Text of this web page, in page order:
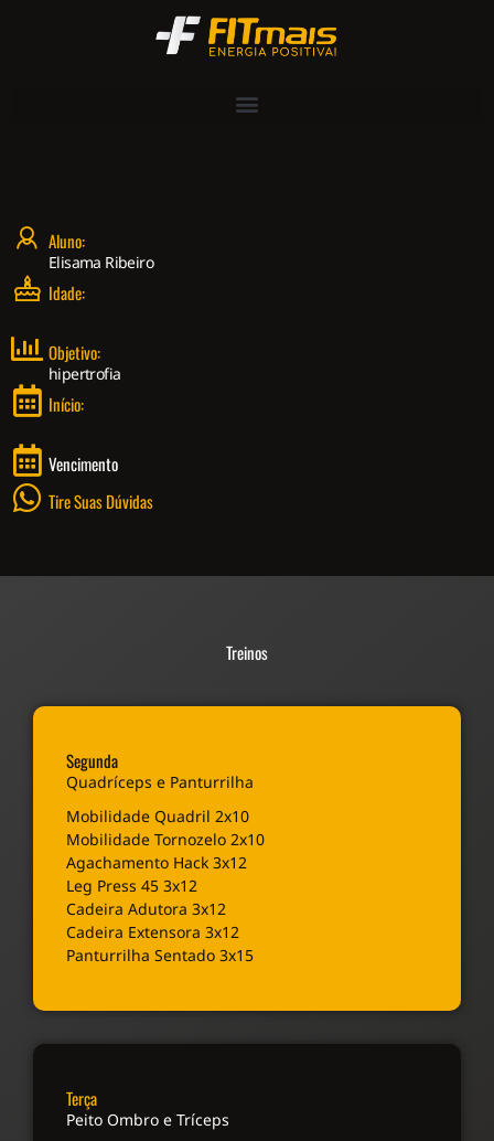
Aluno:
Elisama Ribeiro
Idade:
Objetivo:
hipertrofia
Início:
Vencimento
Tire Suas Dúvidas
Treinos
Segunda
Quadríceps e Panturrilha
Mobilidade Quadril 2x10
Mobilidade Tornozelo 2x10
Agachamento Hack 3x12
Leg Press 45 3x12
Cadeira Adutora 3x12
Cadeira Extensora 3x12
Panturrilha Sentado 3x15
Terça
Peito Ombro e Tríceps